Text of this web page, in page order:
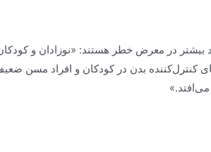
کنترل‌کننده بدن در کودکان و افراد مسن